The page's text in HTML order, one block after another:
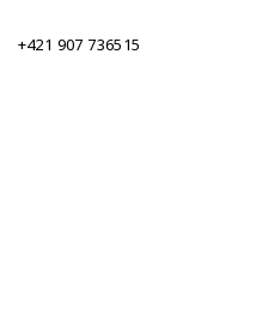
+421 907 736515